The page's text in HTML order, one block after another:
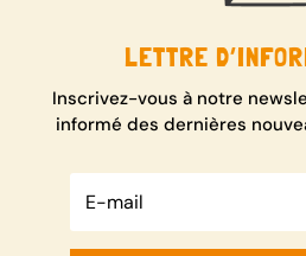
LETTRE
Inscrivez-vous à notre
informé des dernières